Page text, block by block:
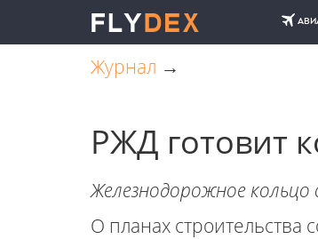
Журнал →
РЖД готовит
Железнодорожное
О планах